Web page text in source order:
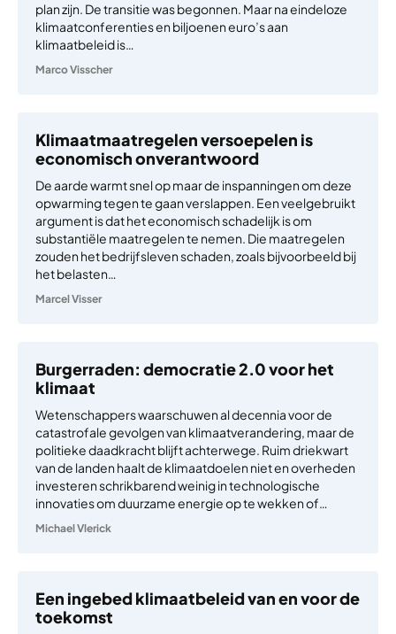
plan zijn. De transitie was begonnen. Maar na eindeloze
klimaatconferenties en biljoenen euro’s aan
klimaatbeleid is…
Marco Visscher
Klimaatmaatregelen versoepelen is
economisch onverantwoord
De aarde warmt snel op maar de inspanningen om deze
opwarming tegen te gaan verslappen. Een veelgebruikt
argument is dat het economisch schadelijk is om
substantiële maatregelen te nemen. Die maatregelen
zouden het bedrijfsleven schaden, zoals bijvoorbeeld bij
het belasten…
Marcel Visser
Burgerraden: democratie 2.0 voor het
klimaat
Wetenschappers waarschuwen al decennia voor de
catastrofale gevolgen van klimaatverandering, maar de
politieke daadkracht blijft achterwege. Ruim driekwart
van de landen haalt de klimaatdoelen niet en overheden
investeren schrikbarend weinig in technologische
innovaties om duurzame energie op te wekken of…
Michael Vlerick
Een ingebed klimaatbeleid van en voor de
toekomst